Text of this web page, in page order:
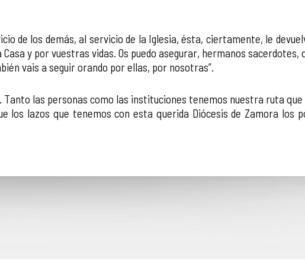
de los demás, al servicio de la Iglesia, ésta, ciertamente, le
y por vuestras vidas. Os puedo asegurar, hermanos sacerdotes,
vais a seguir orando por ellas, por nosotras”.
las personas como las instituciones tenemos nuestra ruta
los lazos que tenemos con esta querida Diócesis de Zamora los